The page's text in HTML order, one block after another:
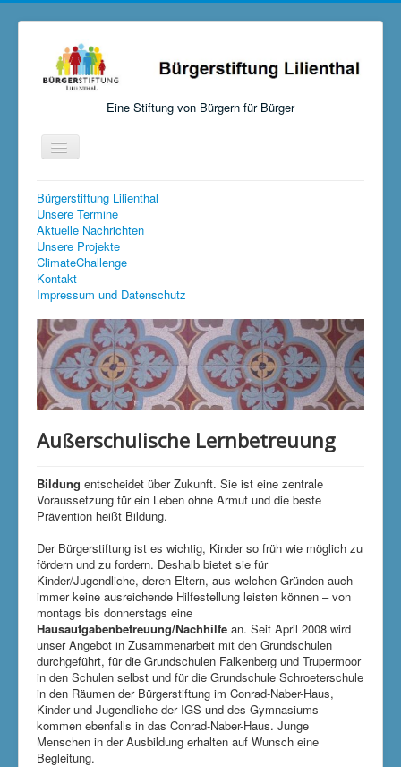
Eine Stiftung von Bürgern für Bürger
Navigation
an/aus
Startseite
Aktuelles
Über uns
Mitmachen, Spenden, Stiften
Links
Versteigerungen
Klimaschutzgruppe
Aktuelle Seite: Startseite
Unsere Projekte
Bürgerstiftung Lilienthal
Unsere Termine
Aktuelle Nachrichten
Unsere Projekte
ClimateChallenge
Kontakt
Impressum und Datenschutz
Außerschulische Lernbetreuung
Bildung entscheidet über Zukunft. Sie ist eine zentrale
Voraussetzung für ein Leben ohne Armut und die beste
Prävention heißt Bildung.
Der Bürgerstiftung ist es wichtig, Kinder so früh wie möglich zu
fördern und zu fordern. Deshalb bietet sie für
Kinder/Jugendliche, deren Eltern, aus welchen Gründen auch
immer keine ausreichende Hilfestellung leisten können – von
montags bis donnerstags eine
Hausaufgabenbetreuung/Nachhilfe an. Seit April 2008 wird
unser Angebot in Zusammenarbeit mit den Grundschulen
durchgeführt, für die Grundschulen Falkenberg und Trupermoor
in den Schulen selbst und für die Grundschule Schroeterschule
in den Räumen der Bürgerstiftung im Conrad-Naber-Haus,
Kinder und Jugendliche der IGS und des Gymnasiums
kommen ebenfalls in das Conrad-Naber-Haus. Junge
Menschen in der Ausbildung erhalten auf Wunsch eine
Begleitung.